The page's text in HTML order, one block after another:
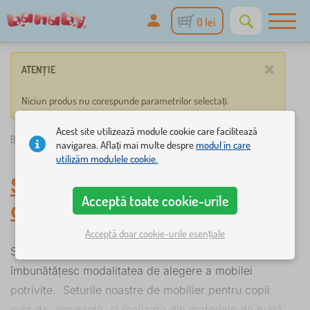
0 lei
×
ATENȚIE
Niciun produs nu corespunde parametrilor selectați.
Banaby.ro Seturi de mobilă pentru copii
Seturi de mobilă pentru
copii
Seturile de mobilă pentru camera copiilor
îmbunătățesc modalitatea de alegere a mobilei
potrivite. Seturile noastre de mobilier pentru copii
Acest site utilizează module cookie care facilitează
navigarea. Aflați mai multe despremodul în care
utilizăm modulele cookie.
Acceptă toate cookie-urile
Acceptă doar cookie-urile esențiale